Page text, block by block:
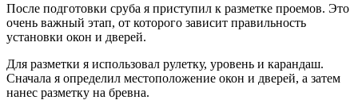
После подготовки сруба я приступил к разметке проемов. Это
очень важный этап, от которого зависит правильность
установки окон и дверей.
Для разметки я использовал рулетку, уровень и карандаш.
Сначала я определил местоположение окон и дверей, а затем
нанес разметку на бревна.